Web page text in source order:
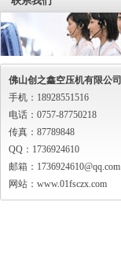
佛山创之鑫空压机有限公司
手机：18928551516
电话：0757-87750218
传真：87789848
QQ：1736924610
邮箱：1736924610@qq.com
网站：www.01fsczx.com